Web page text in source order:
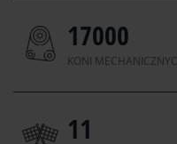
17000
KONI
11